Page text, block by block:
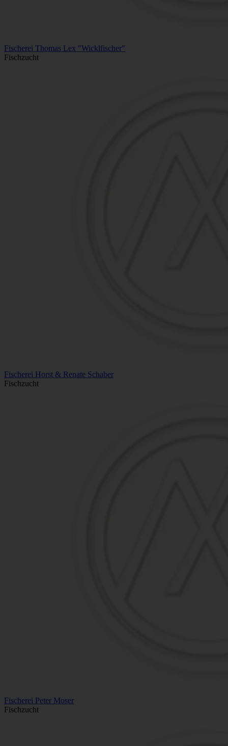
Fischerei Thomas Lex "Wicklfischer"
Fischzucht
Fischerei Horst & Renate Schaber
Fischzucht
Fischerei Peter Moser
Fischzucht